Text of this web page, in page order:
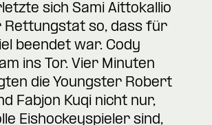
sich Sami Aittokallio
Rettungstat so, dass für
beendet war. Cody
ins Tor. Vier Minuten
die Youngster Robert
Fabjon Kuqi nicht nur,
Eishockeyspieler sind,